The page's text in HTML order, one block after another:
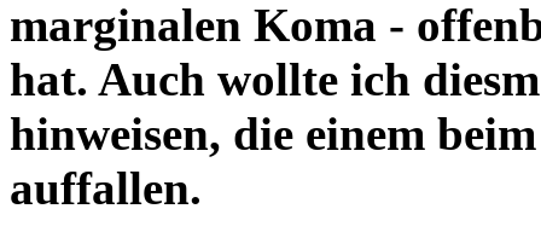
marginalen Koma -
hat. Auch wollte ich
hinweisen, die einem beim
auffallen.